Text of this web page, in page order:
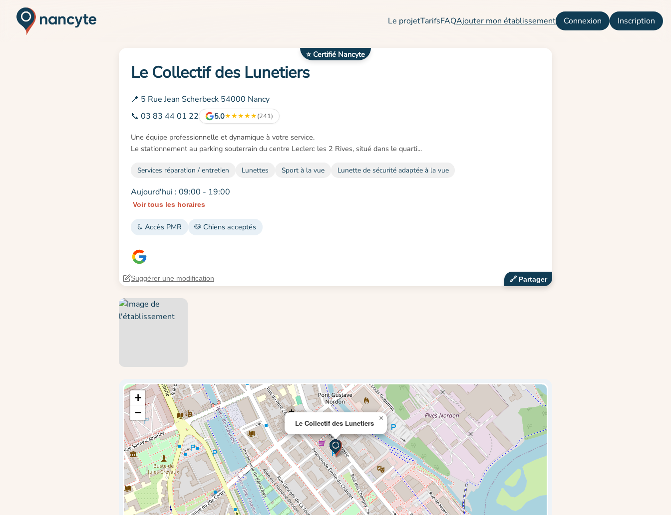
Le projetTarifsFAQAjouter mon établissement Connexion Inscription
⭐ Certifié Nancyte
Le Collectif des Lunetiers
📍 5 Rue Jean Scherbeck 54000 Nancy
📞 03 83 44 01 22
5.0★★★★★(241)
Une équipe professionnelle et dynamique à votre service.
Le stationnement au parking souterrain du centre Leclerc les 2 Rives, situé dans le quarti...
Services réparation / entretien Lunettes Sport à la vue Lunette de sécurité adaptée à la vue
Aujourd'hui : 09:00 - 19:00
Voir tous les horaires
♿ Accès PMR 🐶 Chiens acceptés
🔗‍️ Partager
Suggérer une modification
Le Collectif des Lunetiers
×
+
−